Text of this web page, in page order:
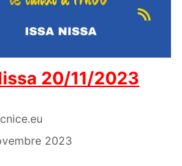
20/11/2023
2023